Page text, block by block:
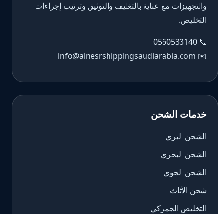
والتجهيزات مع عناية بالتغليف والتوثيق وترتيب إجراءات
التخليص.
📞
0560533140
✉️
info@alnesrshippingsaudiarabia.com
خدمات الشحن
الشحن البري
الشحن البحري
الشحن الجوي
شحن الأثاث
التخليص الجمركي